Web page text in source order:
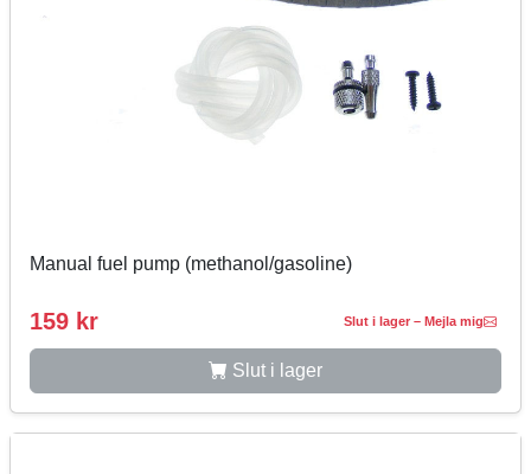
Manual fuel pump (methanol/gasoline)
159 kr Slut i lager – Mejla mig
Slut i lager